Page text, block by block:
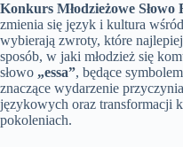
Konkurs Młodzieżowe Słowo
zmienia się język i kultura
wybierają zwroty, które
sposób, w jaki młodzież się
słowo „essa”, będące
znaczące wydarzenie
językowych oraz transformacji
pokoleniach.